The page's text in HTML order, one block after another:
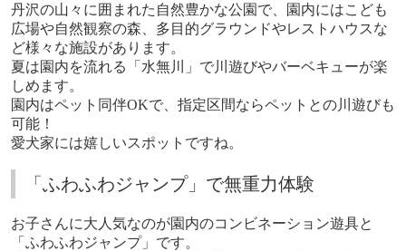
丹沢の山々に囲まれた自然豊かな公園で、園内にはこども
広場や自然観察の森、多目的グラウンドやレストハウスな
ど様々な施設があります。
夏は園内を流れる「水無川」で川遊びやバーベキューが楽
しめます。
園内はペット同伴OKで、指定区間ならペットとの川遊びも
可能！
愛犬家には嬉しいスポットですね。
「ふわふわジャンプ」で無重力体験
お子さんに大人気なのが園内のコンビネーション遊具と
「ふわふわジャンプ」です。